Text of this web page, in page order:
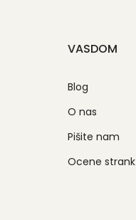
VASDOM
Blog
O nas
Pišite nam
Ocene strank